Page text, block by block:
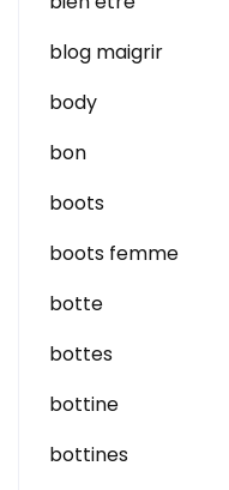
blog maigrir
body
bon
boots
boots femme
botte
bottes
bottine
bottines